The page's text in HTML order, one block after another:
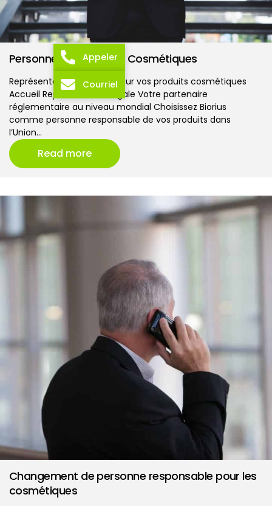
Personne responsable Cosmétiques
Représentation juridique pour vos produits cosmétiques
Accueil Représentation légale Votre partenaire
réglementaire au niveau mondial Choisissez Biorius
comme personne responsable de vos produits dans
l’Union…
Read more
Changement de personne responsable pour les
cosmétiques
Appeler
Courriel